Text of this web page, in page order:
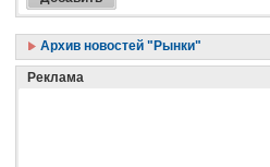
Архив новостей "Рынки"
Реклама